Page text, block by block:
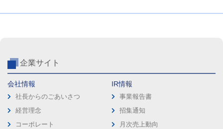
企業サイト
会社情報
社長からのごあいさつ
経営理念
コーポレート
IR情報
事業報告書
招集通知
月次売上動向